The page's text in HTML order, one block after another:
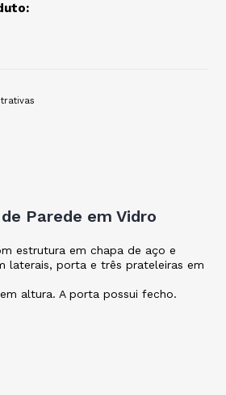
Parede em Vidro
estrutura em chapa de aço e
laterais, porta e três prateleiras em
altura. A porta possui fecho.